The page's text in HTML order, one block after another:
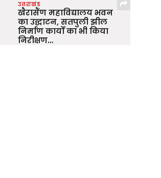
उत्तराखंड
खैरासैंण महाविद्यालय भवन
का उद्घाटन, सतपुली झील
निर्माण कार्यों का भी किया
निरीक्षण…